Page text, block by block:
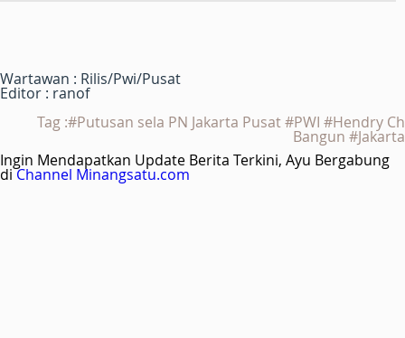
Wartawan : Rilis/Pwi/Pusat
Editor : ranof
Tag :#Putusan sela PN Jakarta Pusat #PWI #Hendry Ch
Bangun #Jakarta
Ingin Mendapatkan Update Berita Terkini, Ayu Bergabung
diChannel Minangsatu.com